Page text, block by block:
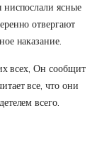
ясные
отвергают
наказание.
всех, Он сообщит
все, что они
всего.